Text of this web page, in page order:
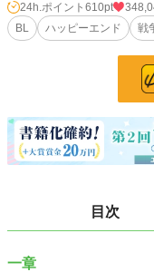
初夜だと思って待っていたら
ーンメイルを着て完全武装を
シリアス無し、コメディー要
R18シーンはタイトルに※つ
過保護な旦那様が帰ってきま
くのか、お楽しみに(*^^*)
24h.ポイント 610pt
BL
ハッピーエンド 戦
目次
一章